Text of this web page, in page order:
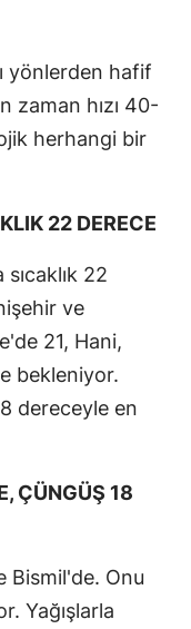
yönlerden hafif
zaman hızı 40-
herhangi bir
22 DERECE
22
ve
21, Hani,
bekleniyor.
dereceyle en
ÇÜNGÜŞ 18
Bismil'de. Onu
Yağışlarla